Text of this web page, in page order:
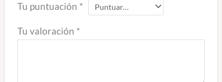
Tu puntuación *
Tu valoración *